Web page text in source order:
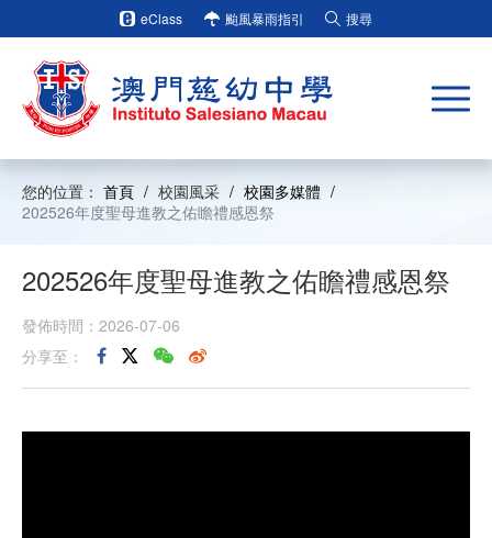
eClass 颱風暴雨指引 搜尋
您的位置： 首頁 / 校園風采 / 校園多媒體 /
202526年度聖母進教之佑瞻禮感恩祭
202526年度聖母進教之佑瞻禮感恩祭
發佈時間：2026-07-06
分享至：